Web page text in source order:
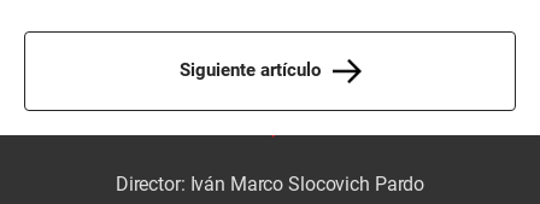
Siguiente artículo
Director: Iván Marco Slocovich Pardo